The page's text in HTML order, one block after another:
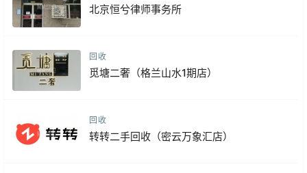
北京恒兮律师事务所
回收
觅塘二奢（格兰山水1期店）
回收
转转二手回收（密云万象汇店）